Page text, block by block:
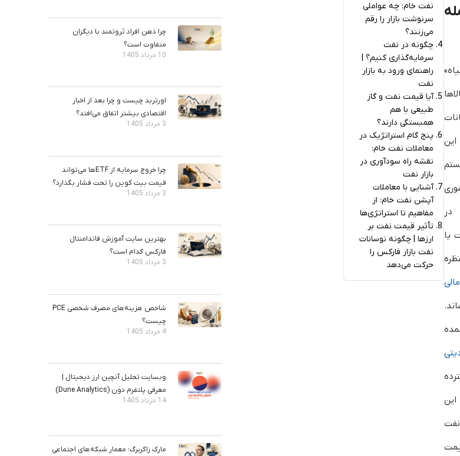
در
یا
نفت خام: چه عواملی
سرنوشت بازار را رقم
می‌زنند؟
چگونه در نفت
سرمایه‌گذاری کنیم؟ |
راهنمای ورود به بازار
نفت
آیا قیمت نفت و گاز
طبیعی با هم
همبستگی دارند؟
پنج گام استراتژیک در
معاملات نفت خام:
نقشه راه سودآوری در
بازار نفت
آشنایی با معاملات
آپشن نفت خام: از
مفاهیم تا استراتژی‌ها
تأثیر قیمت نفت بر
ارزها | چگونه نوسانات
نفت بازار فارکس را
حرکت می‌دهد
چرا ذهن افراد ثروتمند با دیگران
متفاوت است؟
10 مرداد 1405
اورترید چیست و چرا بعد از اخبار
اقتصادی بیشتر اتفاق می‌افتد؟
3 مرداد 1405
چرا خروج سرمایه از ETFها می‌تواند
قیمت بیت‌ کوین را تحت فشار بگذارد؟
3 مرداد 1405
بهترین سایت آموزش فاندامنتال
فارکس کدام است؟
3 مرداد 1405
شاخص هزینه‌های مصرف شخصی PCE
چیست؟
4 مرداد 1405
وبسایت تحلیل آنچین ارز دیجیتال |
معرفی پلتفرم دون (Dune Analytics)
14 مرداد 1405
مارک زاکربرگ؛ معمار شبکه‌های اجتماعی